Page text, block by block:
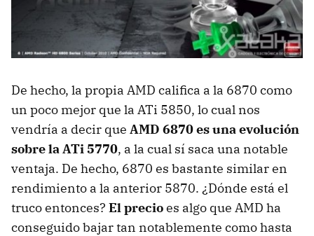
De hecho, la propia AMD califica a la 6870 como
un poco mejor que la ATi 5850, lo cual nos
vendría a decir que AMD 6870 es una evolución
sobre la ATi 5770, a la cual sí saca una notable
ventaja. De hecho, 6870 es bastante similar en
rendimiento a la anterior 5870. ¿Dónde está el
truco entonces? El precioes algo que AMD ha
conseguido bajar tan notablemente como hasta